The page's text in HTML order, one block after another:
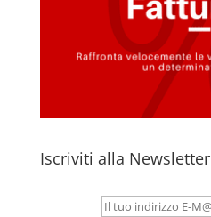
Iscriviti alla Newsletter